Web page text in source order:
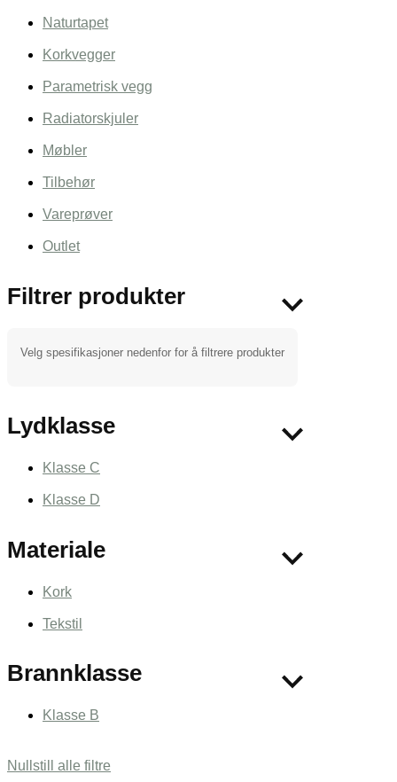
Naturtapet
Korkvegger
Parametrisk vegg
Radiatorskjuler
Møbler
Tilbehør
Vareprøver
Outlet
Filtrer produkter
Velg spesifikasjoner nedenfor for å filtrere produkter
Lydklasse
Klasse C
Klasse D
Materiale
Kork
Tekstil
Brannklasse
Klasse B
Nullstill alle filtre